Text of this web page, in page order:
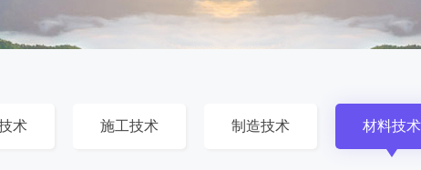
术 施工技术 制造技术 材料技术